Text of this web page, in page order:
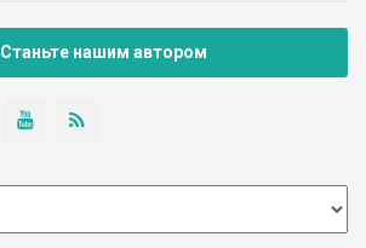
Станьте нашим автором